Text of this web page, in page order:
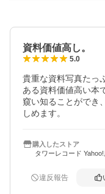
資料価値高し。
5.0
貴重な資料写真たっ
ある資料価値高い本
窺い知ることができ
しめます。
購入したストア
タワーレコード Yahoo!
違反報告